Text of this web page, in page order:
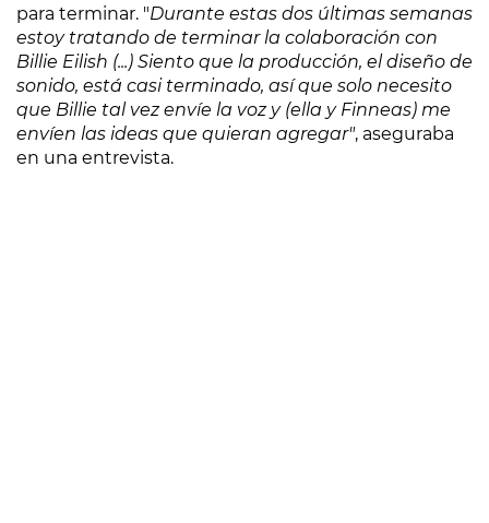
para terminar. "Durante estas dos últimas semanas
estoy tratando de terminar la colaboración con
Billie Eilish (...) Siento que la producción, el diseño de
sonido, está casi terminado, así que solo necesito
que Billie tal vez envíe la voz y (ella y Finneas) me
envíen las ideas que quieran agregar", aseguraba
en una entrevista.